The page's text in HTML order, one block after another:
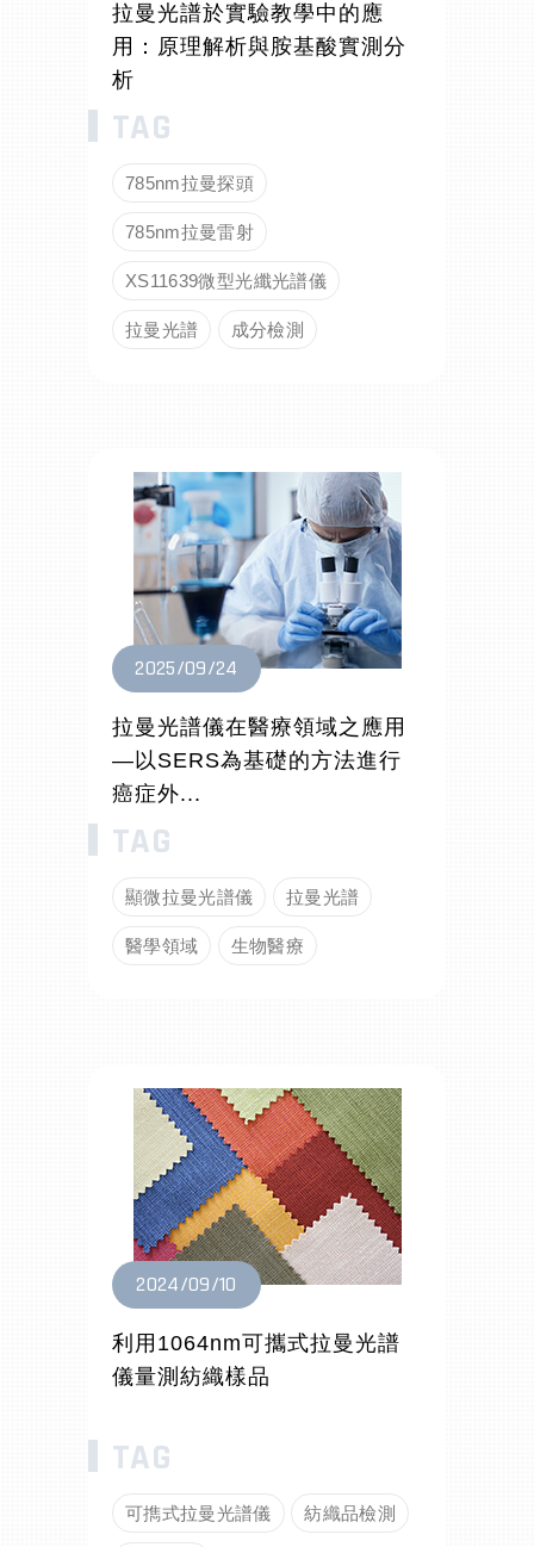
拉曼光譜於實驗教學中的應
用：原理解析與胺基酸實測分
析
785nm拉曼探頭
785nm拉曼雷射
XS11639微型光纖光譜儀
拉曼光譜 成分檢測
2025/09/24
拉曼光譜儀在醫療領域之應用
—以SERS為基礎的方法進行
癌症外...
顯微拉曼光譜儀 拉曼光譜
醫學領域 生物醫療
2024/09/10
利用1064nm可攜式拉曼光譜
儀量測紡織樣品
可擕式拉曼光譜儀 紡織品檢測